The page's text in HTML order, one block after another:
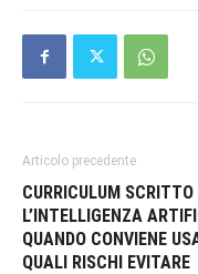
Articolo precedente
CURRICULUM SCRITTO
L’INTELLIGENZA
QUANDO CONVIENE
QUALI RISCHI EVITARE